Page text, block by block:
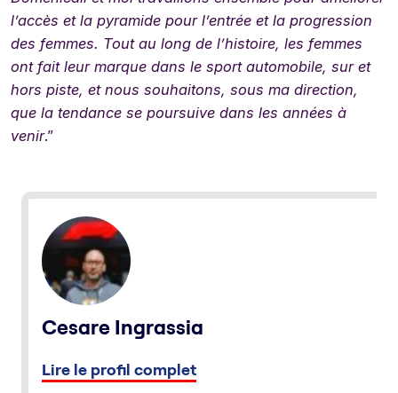
l’accès et la pyramide pour l’entrée et la progression
des femmes. Tout au long de l’histoire, les femmes
ont fait leur marque dans le sport automobile, sur et
hors piste, et nous souhaitons, sous ma direction,
que la tendance se poursuive dans les années à
venir.”
Cesare Ingrassia
Lire le profil complet